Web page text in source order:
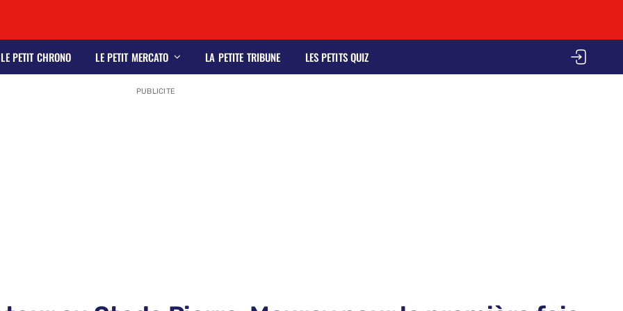
LE PETIT CHRONO LE PETIT MERCATO LA PETITE TRIBUNE LES PETITS QUIZ
PUBLICITE